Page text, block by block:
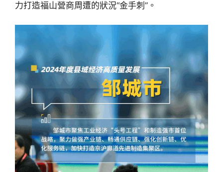
力打造福山營商周遭的狀況“金手刺”。